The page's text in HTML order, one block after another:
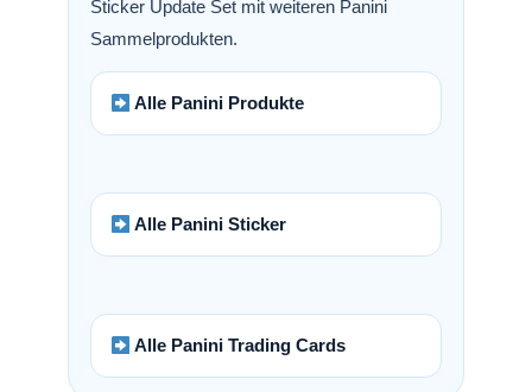
Sticker Update Set mit weiteren Panini
Sammelprodukten.
Alle Panini Produkte
Alle Panini Sticker
Alle Panini Trading Cards